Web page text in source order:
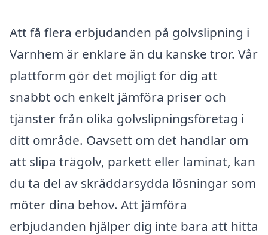
Att få flera erbjudanden på golvslipning i
Varnhem är enklare än du kanske tror. Vår
plattform gör det möjligt för dig att
snabbt och enkelt jämföra priser och
tjänster från olika golvslipningsföretag i
ditt område. Oavsett om det handlar om
att slipa trägolv, parkett eller laminat, kan
du ta del av skräddarsydda lösningar som
möter dina behov. Att jämföra
erbjudanden hjälper dig inte bara att hitta